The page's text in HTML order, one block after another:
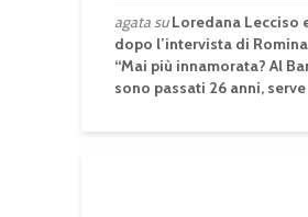
agatasuLoredana Lecciso
dopo l’intervista di
“Mai più innamorata? Al
sono passati 26 anni,